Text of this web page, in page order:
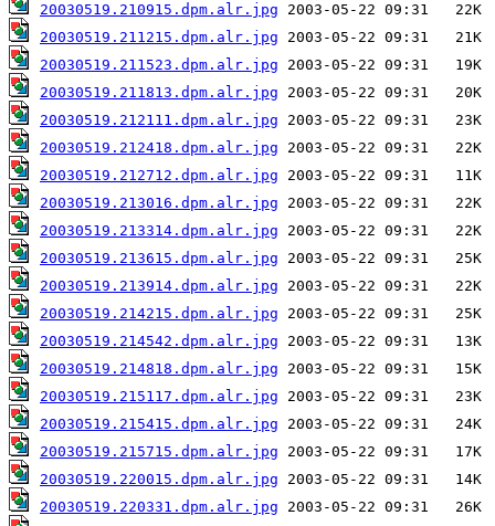
20030519.210915.dpm.alr.jpg
20030519.211215.dpm.alr.jpg
20030519.211523.dpm.alr.jpg
20030519.211813.dpm.alr.jpg
20030519.212111.dpm.alr.jpg
20030519.212418.dpm.alr.jpg
20030519.212712.dpm.alr.jpg
20030519.213016.dpm.alr.jpg
20030519.213314.dpm.alr.jpg
20030519.213615.dpm.alr.jpg
20030519.213914.dpm.alr.jpg
20030519.214215.dpm.alr.jpg
20030519.214542.dpm.alr.jpg
20030519.214818.dpm.alr.jpg
20030519.215117.dpm.alr.jpg
20030519.215415.dpm.alr.jpg
20030519.215715.dpm.alr.jpg
20030519.220015.dpm.alr.jpg
20030519.220331.dpm.alr.jpg